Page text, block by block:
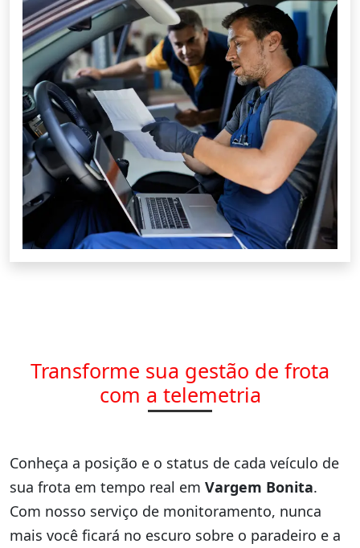
Transforme sua gestão de frota
com a telemetria
Conheça a posição e o status de cada veículo de
sua frota em tempo real em Vargem Bonita.
Com nosso serviço de monitoramento, nunca
mais você ficará no escuro sobre o paradeiro e a